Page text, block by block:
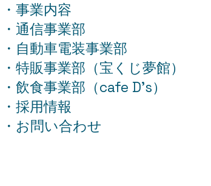
・事業内容
・通信事業部
・自動車電装事業部
・特販事業部（宝くじ夢館）
・飲食事業部（cafe D's）
・採用情報
・お問い合わせ